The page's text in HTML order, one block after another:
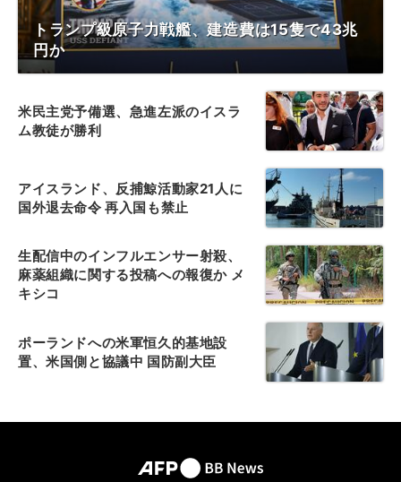
トランプ級原子力戦艦、建造費は15隻で43兆
円か
米民主党予備選、急進左派のイスラ
ム教徒が勝利
アイスランド、反捕鯨活動家21人に
国外退去命令 再入国も禁止
生配信中のインフルエンサー射殺、
麻薬組織に関する投稿への報復か メ
キシコ
ポーランドへの米軍恒久的基地設
置、米国側と協議中 国防副大臣